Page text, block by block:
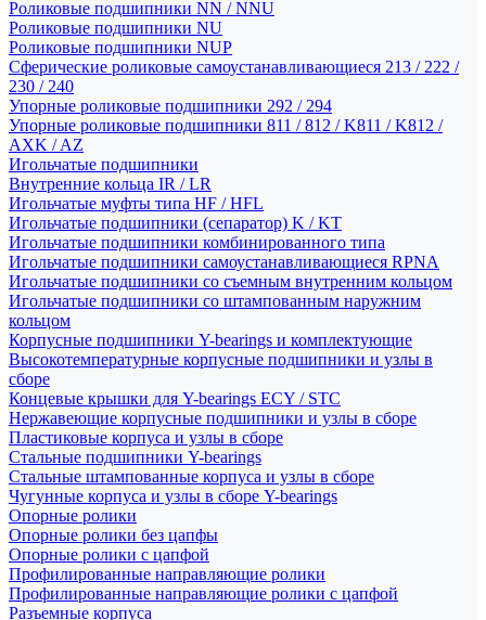
Роликовые подшипники NN / NNU
Роликовые подшипники NU
Роликовые подшипники NUP
Сферические роликовые самоустанавливающиеся 213 / 222 /
230 / 240
Упорные роликовые подшипники 292 / 294
Упорные роликовые подшипники 811 / 812 / K811 / K812 /
AXK / AZ
Игольчатые подшипники
Внутренние кольца IR / LR
Игольчатые муфты типа HF / HFL
Игольчатые подшипники (сепаратор) K / KT
Игольчатые подшипники комбинированного типа
Игольчатые подшипники самоустанавливающиеся RPNA
Игольчатые подшипники со съемным внутренним кольцом
Игольчатые подшипники со штампованным наружним
кольцом
Корпусные подшипники Y-bearings и комплектующие
Высокотемпературные корпусные подшипники и узлы в
сборе
Концевые крышки для Y-bearings ECY / STC
Нержавеющие корпусные подшипники и узлы в сборе
Пластиковые корпуса и узлы в сборе
Стальные подшипники Y-bearings
Стальные штампованные корпуса и узлы в сборе
Чугунные корпуса и узлы в сборе Y-bearings
Опорные ролики
Опорные ролики без цапфы
Опорные ролики с цапфой
Профилированные направляющие ролики
Профилированные направляющие ролики с цапфой
Разъемные корпуса